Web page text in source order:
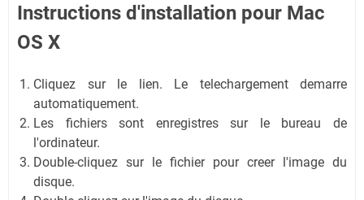
Instructions d'installation pour Mac
OS X
Cliquez sur le lien. Le telechargement demarre
automatiquement.
Les fichiers sont enregistres sur le bureau de
l'ordinateur.
Double-cliquez sur le fichier pour creer l'image du
disque.